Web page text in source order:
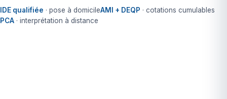
IDE qualifiée · pose à domicileAMI + DEQP · cotations cumulables
PCA · interprétation à distance